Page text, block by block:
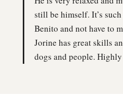
still be himself. It’s
Benito and not have to
Jorine has great skills
dogs and people.